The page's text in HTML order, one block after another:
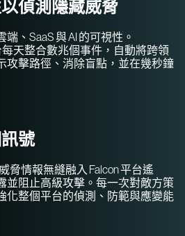
偵測隱藏威脅
、SaaS 與 AI 的可視性。
每天整合數兆個事件，自動將跨領
攻擊路徑、消除盲點，並在幾秒鐘
號
脅情報無縫融入 Falcon 平台遙
並阻止高級攻擊。每一次對敵方策
化整個平台的偵測、防範與應變能